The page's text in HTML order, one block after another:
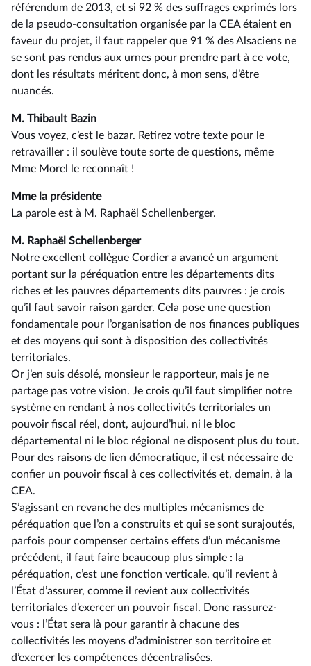
référendum de 2013, et si 92 % des suffrages exprimés lors
de la pseudo-consultation organisée par la CEA étaient en
faveur du projet, il faut rappeler que 91 % des Alsaciens ne
se sont pas rendus aux urnes pour prendre part à ce vote,
dont les résultats méritent donc, à mon sens, d’être
nuancés.
M. Thibault Bazin
Vous voyez, c’est le bazar. Retirez votre texte pour le
retravailler : il soulève toute sorte de questions, même
Mme Morel le reconnaît !
Mme la présidente
La parole est à M. Raphaël Schellenberger.
M. Raphaël Schellenberger
Notre excellent collègue Cordier a avancé un argument
portant sur la péréquation entre les départements dits
riches et les pauvres départements dits pauvres : je crois
qu’il faut savoir raison garder. Cela pose une question
fondamentale pour l’organisation de nos finances publiques
et des moyens qui sont à disposition des collectivités
territoriales.
Or j’en suis désolé, monsieur le rapporteur, mais je ne
partage pas votre vision. Je crois qu’il faut simplifier notre
système en rendant à nos collectivités territoriales un
pouvoir fiscal réel, dont, aujourd’hui, ni le bloc
départemental ni le bloc régional ne disposent plus du tout.
Pour des raisons de lien démocratique, il est nécessaire de
confier un pouvoir fiscal à ces collectivités et, demain, à la
CEA.
S’agissant en revanche des multiples mécanismes de
péréquation que l’on a construits et qui se sont surajoutés,
parfois pour compenser certains effets d’un mécanisme
précédent, il faut faire beaucoup plus simple : la
péréquation, c’est une fonction verticale, qu’il revient à
l’État d’assurer, comme il revient aux collectivités
territoriales d’exercer un pouvoir fiscal. Donc rassurez-
vous : l’État sera là pour garantir à chacune des
collectivités les moyens d’administrer son territoire et
d’exercer les compétences décentralisées.